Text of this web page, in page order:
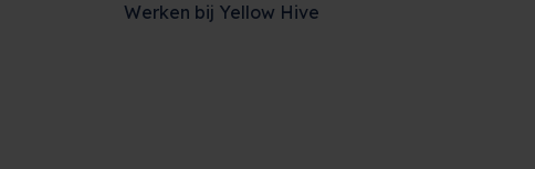
Werken bij Yellow Hive